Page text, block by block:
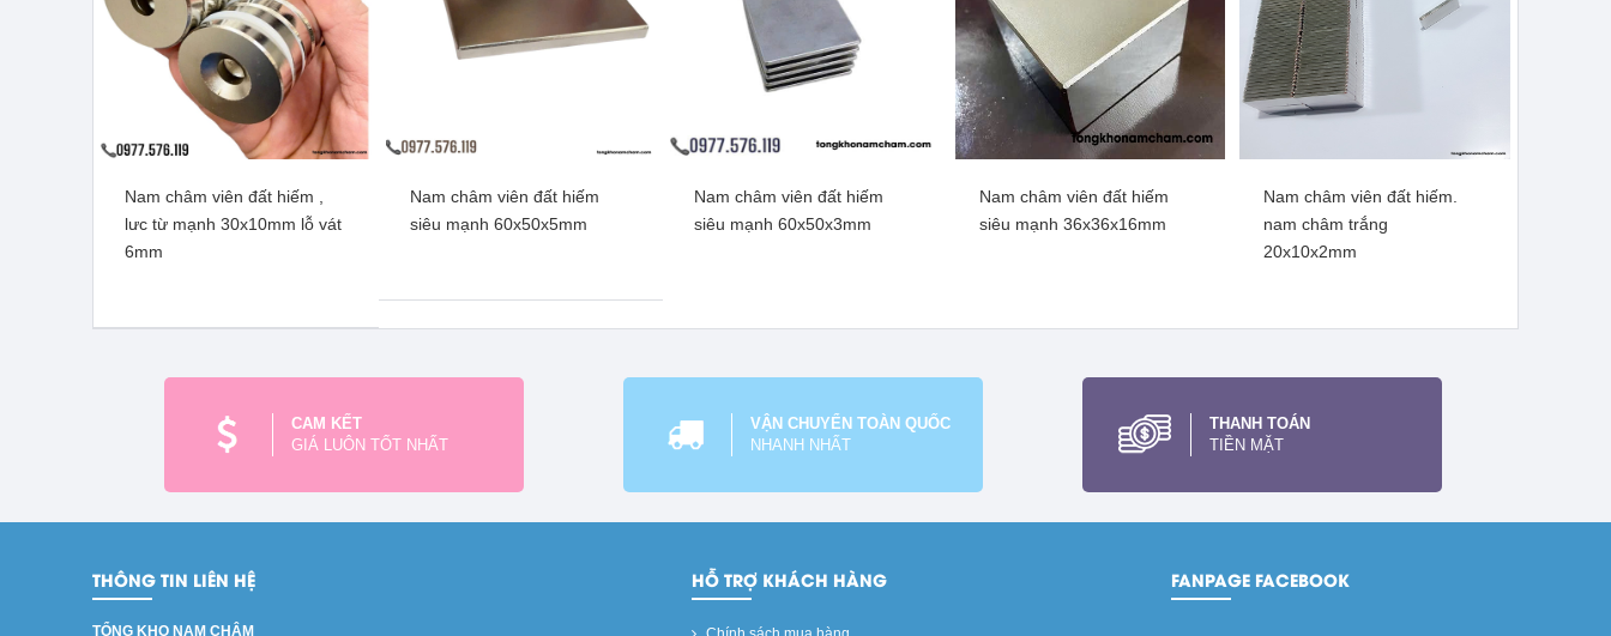
Nam châm viên đâts hiếm,
lực từ mạnh 20x10x5mm lỗ
Nam châm viên tròn đất hiếm,
lực từ mạnh 18x5mm lỗ vát
Xem thêm
Nam châm viên tròn lỗ mạ
kẽm, lực siêu mạnh 70x10mm
Nam châm viên đất hiếm, lực
từ mạnh 50x20mm lỗ vát
Nam châm đất hiếm mạ kẽm
lực siêu mạnh 47x10mm lỗ
thẳng
Nam châm viên đất hiếm ,
lưc từ mạnh 30x10mm lỗ vát
6mm
Nam châm viên đất hiếm
siêu mạnh 60x50x5mm
Nam châm viên đất hiếm
siêu mạnh 60x50x3mm
Nam châm viên đất hiếm
siêu mạnh 36x36x16mm
Nam châm viên đất hiếm.
nam châm trắng
20x10x2mm
CAM KẾT
GIÁ LUÔN TỐT NHẤT
VẬN CHUYỂN TOÀN QUỐC
NHANH NHẤT
THANH TOÁN
TIỀN MẶT
THÔNG TIN LIÊN HỆ
TỔNG KHO NAM CHÂM
HỖ TRỢ KHÁCH HÀNG FANPAGE FACEBOOK